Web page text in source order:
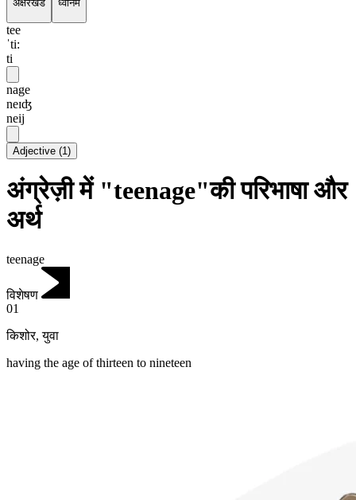
अक्षरखंड ध्वनिम
tee
ˈti:
ti
nage
neɪʤ
neij
Adjective (1)
अंग्रेज़ी में "teenage"की परिभाषा और
अर्थ
teenage
विशेषण
01
किशोर,युवा
having the age of thirteen to nineteen